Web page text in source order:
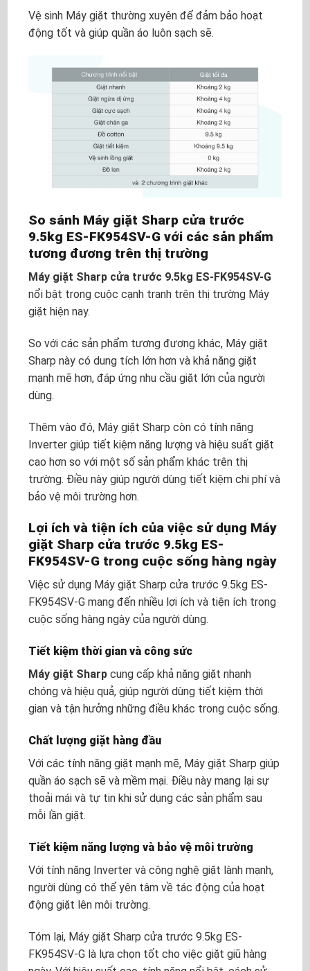
Vệ sinh Máy giặt thường xuyên để đảm bảo hoạt
động tốt và giúp quần áo luôn sạch sẽ.
So sánh Máy giặt Sharp cửa trước
9.5kg ES-FK954SV-G với các sản phẩm
tương đương trên thị trường
Máy giặt Sharp cửa trước 9.5kg ES-FK954SV-G
nổi bật trong cuộc cạnh tranh trên thị trường Máy
giặt hiện nay.
So với các sản phẩm tương đương khác, Máy giặt
Sharp này có dung tích lớn hơn và khả năng giặt
mạnh mẽ hơn, đáp ứng nhu cầu giặt lớn của người
dùng.
Thêm vào đó, Máy giặt Sharp còn có tính năng
Inverter giúp tiết kiệm năng lượng và hiệu suất giặt
cao hơn so với một số sản phẩm khác trên thị
trường. Điều này giúp người dùng tiết kiệm chi phí và
bảo vệ môi trường hơn.
Lợi ích và tiện ích của việc sử dụng Máy
giặt Sharp cửa trước 9.5kg ES-
FK954SV-G trong cuộc sống hàng ngày
Việc sử dụng Máy giặt Sharp cửa trước 9.5kg ES-
FK954SV-G mang đến nhiều lợi ích và tiện ích trong
cuộc sống hàng ngày của người dùng.
Tiết kiệm thời gian và công sức
Máy giặt Sharp cung cấp khả năng giặt nhanh
chóng và hiệu quả, giúp người dùng tiết kiệm thời
gian và tận hưởng những điều khác trong cuộc sống.
Chất lượng giặt hàng đầu
Với các tính năng giặt mạnh mẽ, Máy giặt Sharp giúp
quần áo sạch sẽ và mềm mại. Điều này mang lại sự
thoải mái và tự tin khi sử dụng các sản phẩm sau
mỗi lần giặt.
Tiết kiệm năng lượng và bảo vệ môi trường
Với tính năng Inverter và công nghệ giặt lành mạnh,
người dùng có thể yên tâm về tác động của hoạt
động giặt lên môi trường.
Tóm lại, Máy giặt Sharp cửa trước 9.5kg ES-
FK954SV-G là lựa chọn tốt cho việc giặt giũ hàng